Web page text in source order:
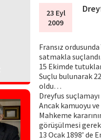
23 Eyl
2009
Fransız
satmakla
15 Ekimde
Suçlu bulunarak
oldu…
Dreyfus
Ancak kamuoyu ve
Mahkeme
görüşülmesi
13 Ocak 1898’ de